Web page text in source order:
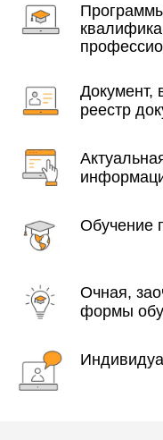
Документ,
реестр
Обучение
Очная,
формы